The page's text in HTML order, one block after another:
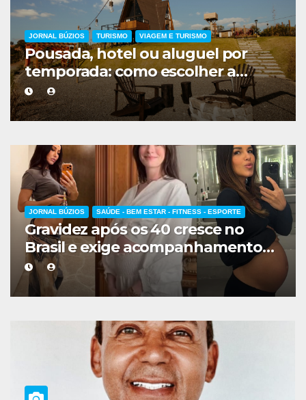
JORNAL BÚZIOS TURISMO VIAGEM E TURISMO
Pousada, hotel ou aluguel por
temporada: como escolher a
melhor hospedagem
JORNAL BÚZIOS SAÚDE - BEM ESTAR - FITNESS - ESPORTE
Gravidez após os 40 cresce no
Brasil e exige acompanhamento
médico mais cuidadoso